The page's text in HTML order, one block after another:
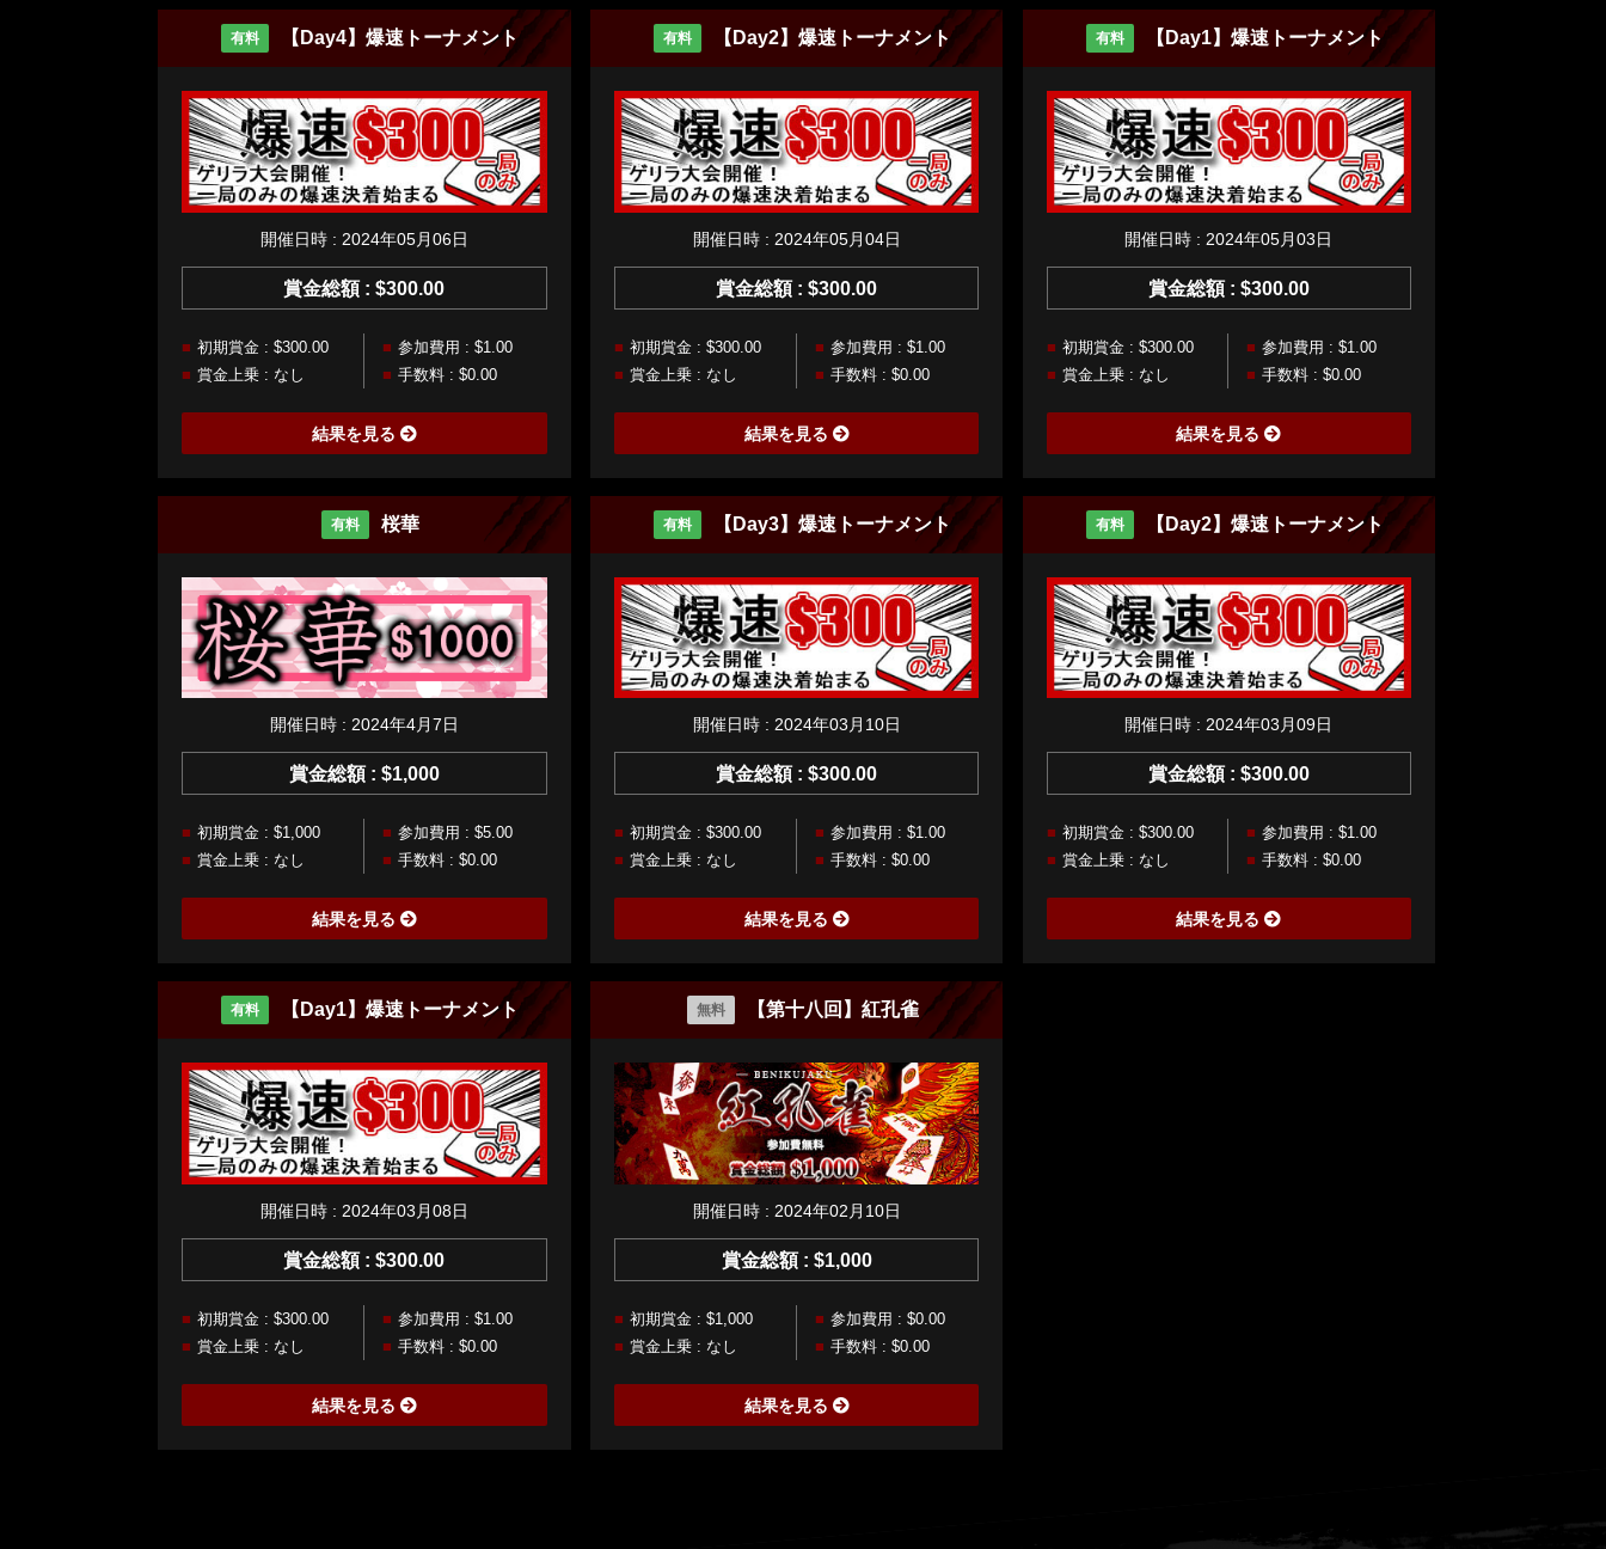
有料 【Day4】爆速トーナメント
開催日時 : 2024年05月06日
賞金総額 : $300.00
初期賞金 : $300.00
参加費用 : $1.00
賞金上乗 : なし
手数料 : $0.00
結果を見る
有料 【Day2】爆速トーナメント
開催日時 : 2024年05月04日
賞金総額 : $300.00
初期賞金 : $300.00
参加費用 : $1.00
賞金上乗 : なし
手数料 : $0.00
結果を見る
有料 【Day1】爆速トーナメント
開催日時 : 2024年05月03日
賞金総額 : $300.00
初期賞金 : $300.00
参加費用 : $1.00
賞金上乗 : なし
手数料 : $0.00
結果を見る
有料 桜華
開催日時 : 2024年4月7日
賞金総額 : $1,000
初期賞金 : $1,000
参加費用 : $5.00
賞金上乗 : なし
手数料 : $0.00
結果を見る
有料 【Day3】爆速トーナメント
開催日時 : 2024年03月10日
賞金総額 : $300.00
初期賞金 : $300.00
参加費用 : $1.00
賞金上乗 : なし
手数料 : $0.00
結果を見る
有料 【Day2】爆速トーナメント
開催日時 : 2024年03月09日
賞金総額 : $300.00
初期賞金 : $300.00
参加費用 : $1.00
賞金上乗 : なし
手数料 : $0.00
結果を見る
有料 【Day1】爆速トーナメント
開催日時 : 2024年03月08日
賞金総額 : $300.00
初期賞金 : $300.00
参加費用 : $1.00
賞金上乗 : なし
手数料 : $0.00
結果を見る
無料 【第十八回】紅孔雀
開催日時 : 2024年02月10日
賞金総額 : $1,000
初期賞金 : $1,000
参加費用 : $0.00
賞金上乗 : なし
手数料 : $0.00
結果を見る